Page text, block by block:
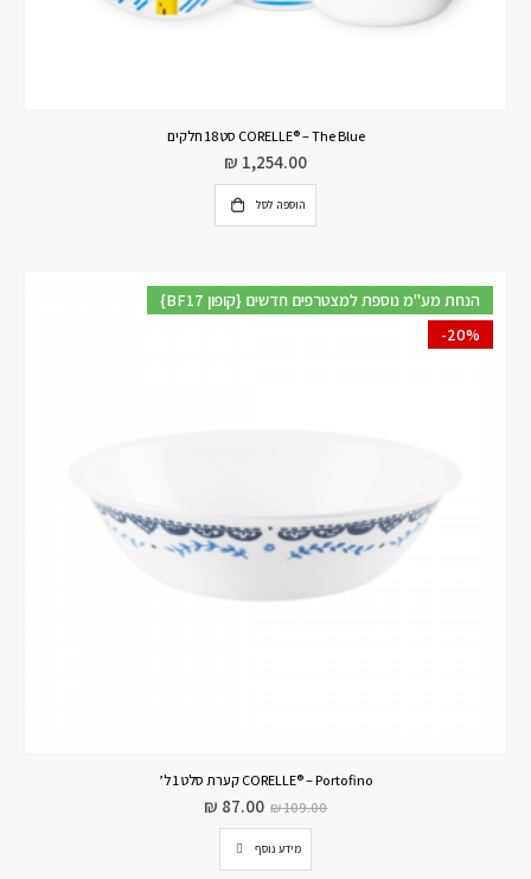
CORELLE® – The Blue סט 18 חלקים
₪ 1,254.00
הוספה לסל
{BF17 קופון} הנחת מע"מ נוספת למצטרפים חדשים
-20%
CORELLE® – Portofino קערת סלט 1 ל’
₪109.00
₪ 87.00
מידע נוסף